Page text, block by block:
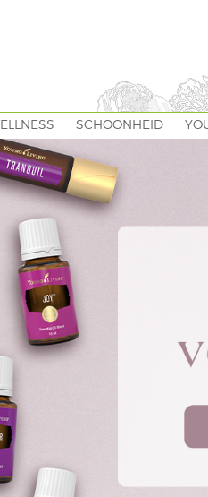
SCHOONHEID